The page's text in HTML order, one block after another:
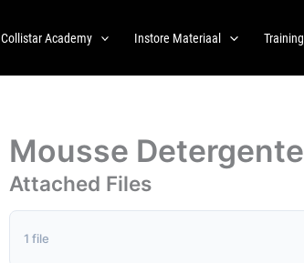
Collistar Academy Instore Materiaal Training
Mousse
Attached Files
1 file